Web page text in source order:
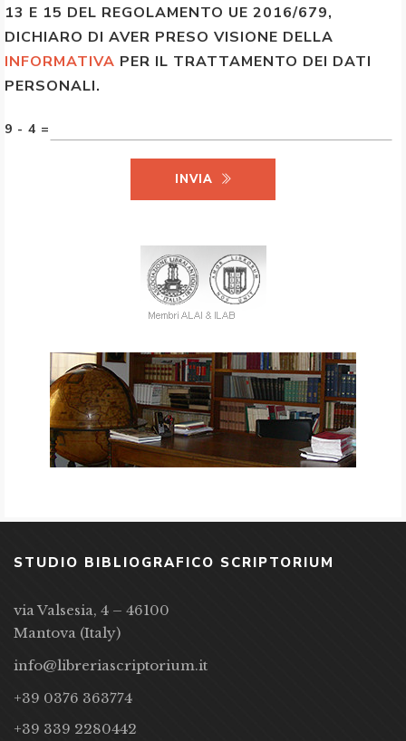
13 E 15 DEL REGOLAMENTO UE 2016/679,
DICHIARO DI AVER PRESO VISIONE DELLA
INFORMATIVA PER IL TRATTAMENTO DEI DATI
PERSONALI.
9 - 4 =
INVIA
STUDIO BIBLIOGRAFICO SCRIPTORIUM
via Valsesia, 4 – 46100
Mantova (Italy)
info@libreriascriptorium.it
+39 0376 363774
+39 339 2280442